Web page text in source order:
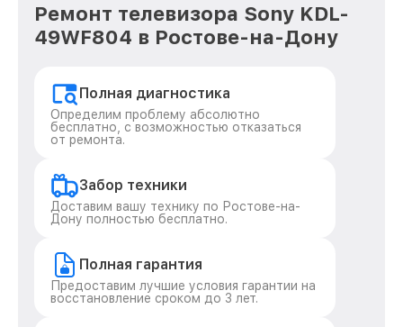
Ремонт телевизора Sony KDL-
49WF804 в Ростове-на-Дону
Полная диагностика
Определим проблему абсолютно
бесплатно, с возможностью отказаться
от ремонта.
Забор техники
Доставим вашу технику по Ростове-на-
Дону полностью бесплатно.
Полная гарантия
Предоставим лучшие условия гарантии на
восстановление сроком до 3 лет.